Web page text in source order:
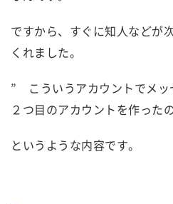
ですから、すぐに知人などが
くれました。
” こういうアカウントでメッ
２つ目のアカウントを作った
というような内容です。